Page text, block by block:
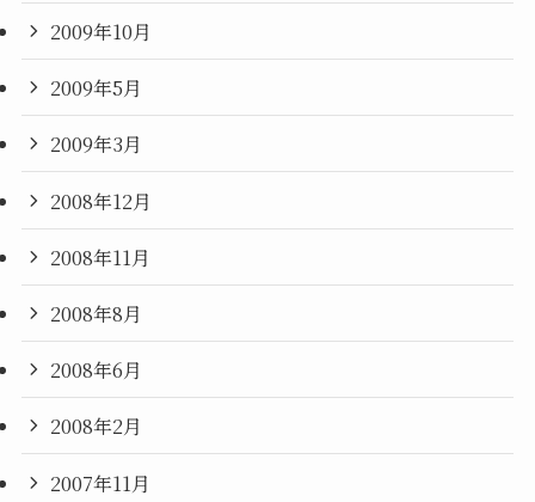
2009年10月
2009年5月
2009年3月
2008年12月
2008年11月
2008年8月
2008年6月
2008年2月
2007年11月